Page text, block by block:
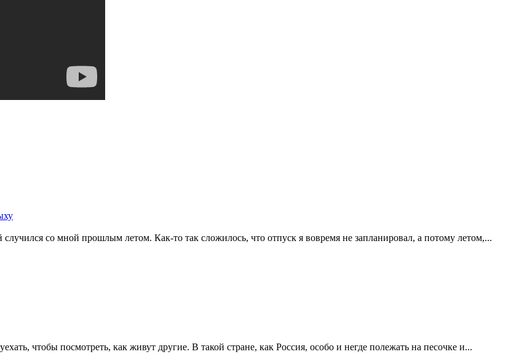
со мной прошлым летом. Как-то так сложилось, что отпуск я вовремя не запланировал, а потому летом,...
чтобы посмотреть, как живут другие. В такой стране, как Россия, особо и негде полежать на песочке и...